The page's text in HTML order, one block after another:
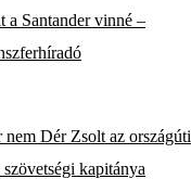
a Santander vinné –
Dér Zsolt az országúti
kapitánya